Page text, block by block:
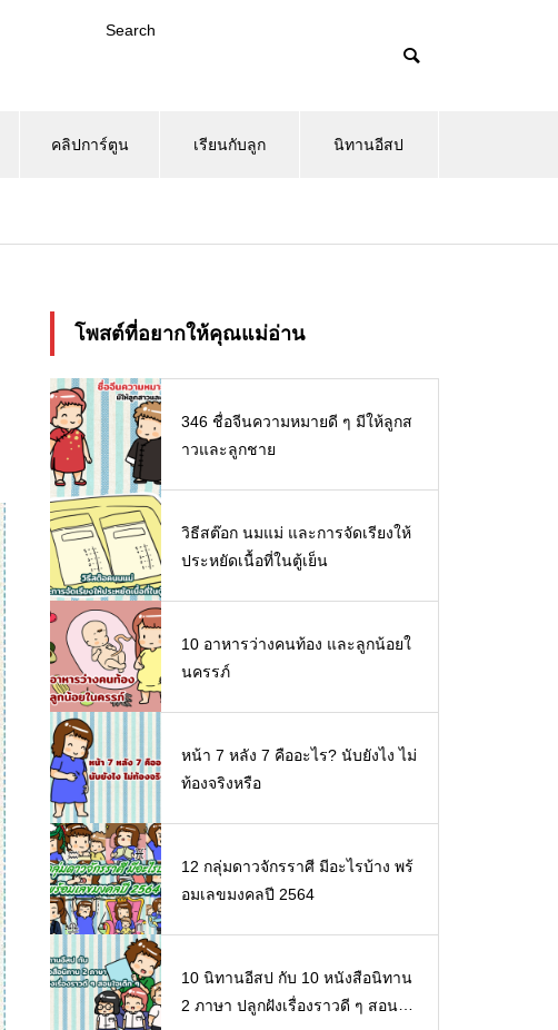
Search
คลิปการ์ตูน เรียนกับลูก นิทานอีสป
โพสต์ที่อยากให้คุณแม่อ่าน
346 ชื่อจีนความหมายดี ๆ มีให้ลูกส
าวและลูกชาย
วิธีสต๊อก นมแม่ และการจัดเรียงให้
ประหยัดเนื้อที่ในตู้เย็น
10 อาหารว่างคนท้อง และลูกน้อยใ
นครรภ์
หน้า 7 หลัง 7 คืออะไร? นับยังไง ไม่
ท้องจริงหรือ
12 กลุ่มดาวจักรราศี มีอะไรบ้าง พร้
อมเลขมงคลปี 2564
10 นิทานอีสป กับ 10 หนังสือนิทาน
2 ภาษา ปลูกฝังเรื่องราวดี ๆ สอนใจ